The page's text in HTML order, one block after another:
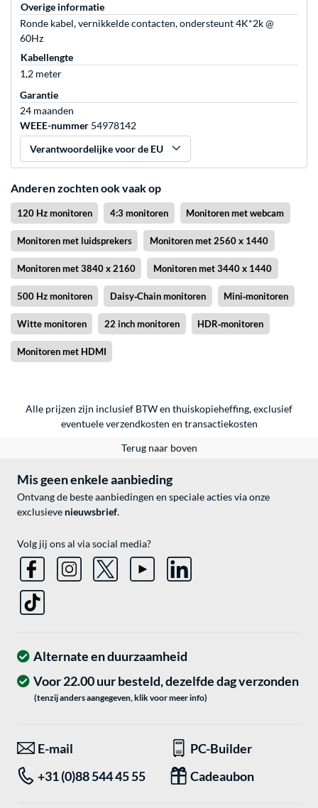
Overige informatie
Ronde kabel, vernikkelde contacten, ondersteunt 4K*2k @
60Hz
Kabellengte
1,2 meter
Garantie
24 maanden
WEEE-nummer 54978142
Verantwoordelijke voor de EU
Anderen zochten ook vaak op
120 Hz monitoren 4:3 monitoren Monitoren met webcam
Monitoren met luidsprekers Monitoren met 2560 x 1440
Monitoren met 3840 x 2160 Monitoren met 3440 x 1440
500 Hz monitoren Daisy‑Chain monitoren Mini‑monitoren
Witte monitoren 22 inch monitoren HDR‑monitoren
Monitoren met HDMI
Alle prijzen zijn inclusief BTW en thuiskopieheffing, exclusief
eventueleverzendkosten en transactiekosten
Terug naar boven
Mis geen enkele aanbieding
Ontvang de beste aanbiedingen en speciale acties via onze
exclusieve nieuwsbrief.
Volg jij ons al via social media?
Alternate en duurzaamheid
Voor 22.00 uur besteld, dezelfde dag verzonden
(tenzij anders aangegeven, klik voor meer info)
E-mail
PC-Builder
+31 (0)88 544 45 55
Cadeaubon